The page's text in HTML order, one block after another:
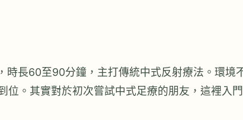
長60至90分鐘，主打傳統中式反射療法。環境
。其實對於初次嘗試中式足療的朋友，這裡入門